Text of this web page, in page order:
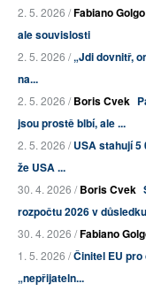
2. 5. 2026 /Fabiano Golgo
ale souvislosti
2. 5. 2026 /„Jdi dovnitř,
na...
2. 5. 2026 /Boris Cvek
jsou prostě blbí, ale ...
2. 5. 2026 /USA stahují
že USA ...
30. 4. 2026 /Boris Cvek
rozpočtu 2026 v
30. 4. 2026 /Fabiano
1. 5. 2026 /Činitel EU
„nepřijateln...